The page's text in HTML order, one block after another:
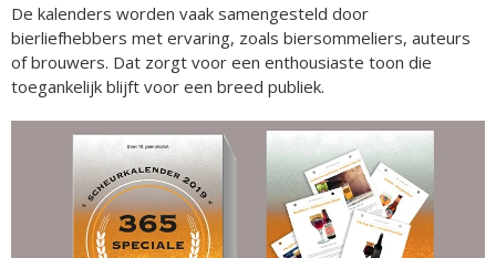
De kalenders worden vaak samengesteld door
bierliefhebbers met ervaring, zoals biersommeliers, auteurs
of brouwers. Dat zorgt voor een enthousiaste toon die
toegankelijk blijft voor een breed publiek.